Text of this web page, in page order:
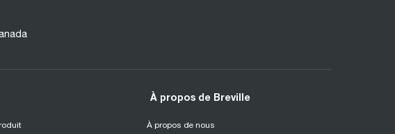
À propos de Breville
À propos de nous